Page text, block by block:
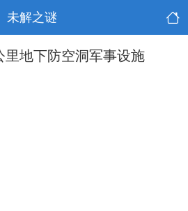
未解之谜
里地下防空洞军事设施